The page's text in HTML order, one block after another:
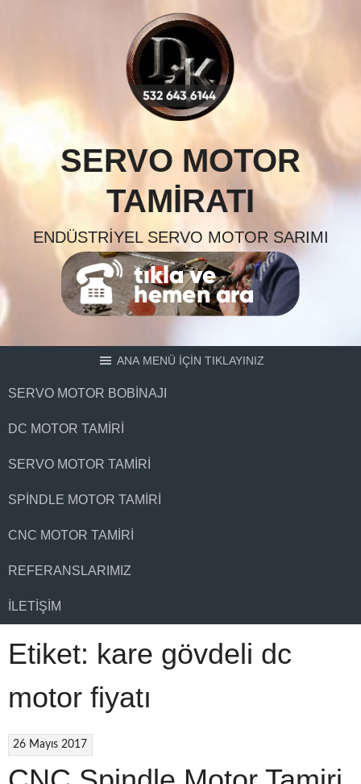
SERVO MOTOR
TAMIRATI
ENDÜSTRIYEL SERVO MOTOR SARIMI
ANA MENÜ İÇİN TIKLAYINIZ
SERVO MOTOR BOBINAJI
DC MOTOR TAMIRI
SERVO MOTOR TAMIRI
SPINDLE MOTOR TAMIRI
CNC MOTOR TAMIRI
REFERANSLARIMIZ
İLETIŞIM
Etiket: kare gövdeli dc
motor fiyatı
26 Mayıs 2017